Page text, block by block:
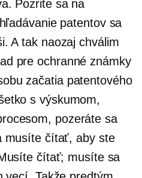
Pozrite sa na
patentov sa
A tak naozaj chválim
pre ochranné známky
začatia patentového
s výskumom,
pozeráte sa
musíte čítať, aby ste
čítať; musíte sa